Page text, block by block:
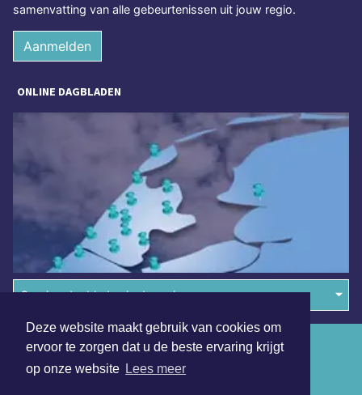
Deze website maakt gebruik van cookies om
ervoor te zorgen dat u de beste ervaring krijgt
op onze website Lees meer
samenvatting van alle gebeurtenissen uit jouw regio.
Aanmelden
ONLINE DAGBLADEN
Overige dagbladen in de regio
Algemene voorwaarden
Disclaimer